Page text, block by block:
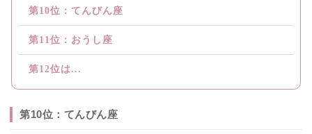
第10位：てんびん座
第11位：おうし座
第12位は...
第10位：てんびん座